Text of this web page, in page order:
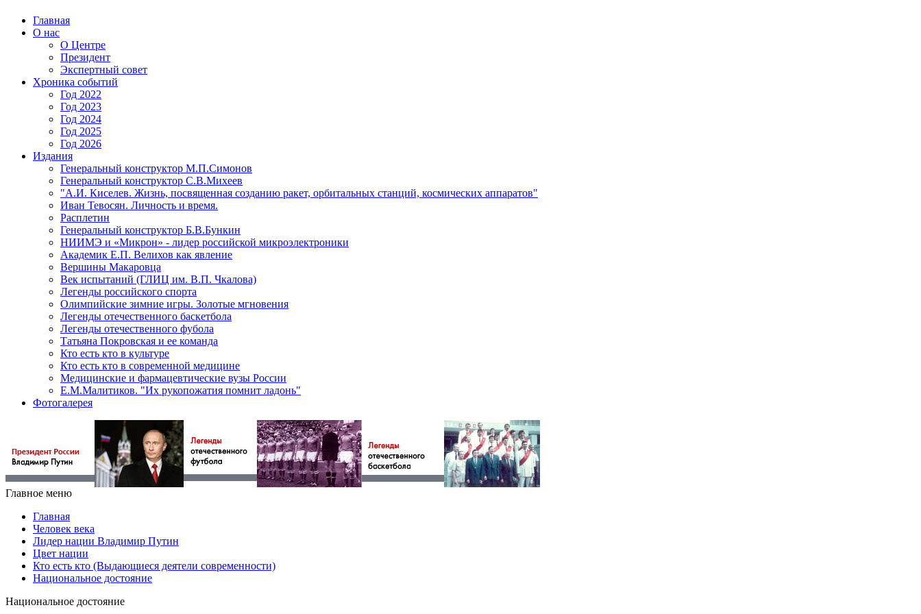
Главная
О нас
О Центре
Президент
Экспертный совет
Хроника событий
Год 2022
Год 2023
Год 2024
Год 2025
Год 2026
Издания
Генеральный конструктор М.П.Симонов
Генеральный конструктор С.В.Михеев
"А.И. Киселев. Жизнь, посвященная созданию ракет, орбитальных станций, космических аппаратов"
Иван Тевосян. Личность и время.
Расплетин
Генеральный конструктор Б.В.Бункин
НИИМЭ и «Микрон» - лидер российской микроэлектроники
Академик Е.П. Велихов как явление
Вершины Макаровца
Век испытаний (ГЛИЦ им. В.П. Чкалова)
Легенды российского спорта
Олимпийские зимние игры. Золотые мгновения
Легенды отечественного баскетбола
Легенды отечественного фубола
Татьяна Покровская и ее команда
Кто есть кто в культуре
Кто есть кто в современной медицине
Медицинские и фармацевтические вузы России
Е.М.Малитиков. "Их рукопожатия помнит ладонь"
Фотогалерея
Главное меню
Главная
Человек века
Лидер нации Владимир Путин
Цвет нации
Кто есть кто (Выдающиеся деятели современности)
Национальное достояние
Национальное достояние